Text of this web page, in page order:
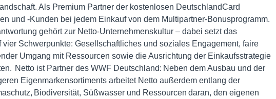
Als Premium Partner der kostenlosen DeutschlandCard
und -Kunden bei jedem Einkauf von dem Multipartner-Bonusprogramm.
gehört zur Netto-Unternehmenskultur – dabei setzt das
vier Schwerpunkte: Gesellschaftliches und soziales Engagement, faire
Umgang mit Ressourcen sowie die Ausrichtung der Einkaufsstrategie
Netto ist Partner des WWF Deutschland: Neben dem Ausbau und der
Eigenmarkensortiments arbeitet Netto außerdem entlang der
Biodiversität, Süßwasser und Ressourcen daran, den eigenen